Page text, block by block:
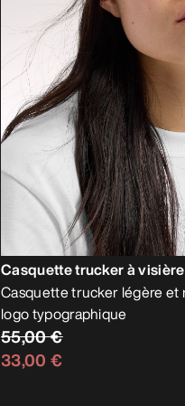
Casquette trucker à
Casquette trucker légère
logo typographique
55,00 €
33,00 €